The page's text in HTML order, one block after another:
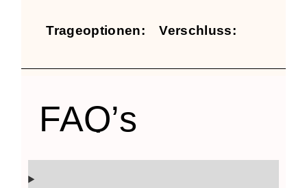
Trageoptionen: Verschluss:
FAQ’s